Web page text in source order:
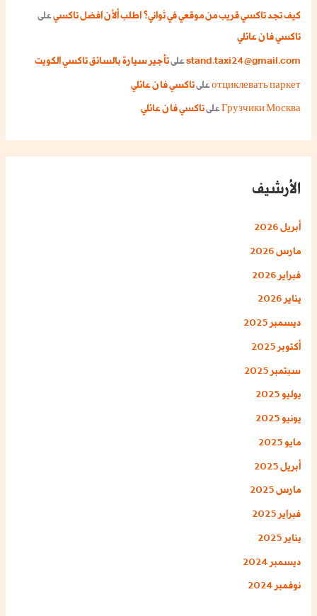
كيف تجد تاكسي قريب من موقعي في ثواني؟ اطلب ألأن افضل تاكسيعلى
تاكسي فان عائلي
stand.taxi24@gmail.comعلىتأجير سيارة بالسائق تاكسي الكويت
отциклевать паркетعلىتاكسي فان عائلي
Грузчики Москваعلىتاكسي فان عائلي
الأرشيف
أبريل 2026
مارس 2026
فبراير 2026
يناير 2026
ديسمبر 2025
أكتوبر 2025
سبتمبر 2025
يوليو 2025
يونيو 2025
مايو 2025
أبريل 2025
مارس 2025
فبراير 2025
يناير 2025
ديسمبر 2024
نوفمبر 2024